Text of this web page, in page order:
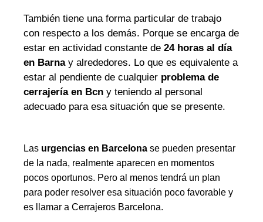
También tiene una forma particular de trabajo
con respecto a los demás. Porque se encarga de
estar en actividad constante de 24 horas al día
en Barnay alrededores. Lo que es equivalente a
estar al pendiente de cualquier problema de
cerrajería en Bcn y teniendo al personal
adecuado para esa situación que se presente.
Las urgencias en Barcelona se pueden presentar
de la nada, realmente aparecen en momentos
pocos oportunos. Pero al menos tendrá un plan
para poder resolver esa situación poco favorable y
es llamar a Cerrajeros Barcelona.